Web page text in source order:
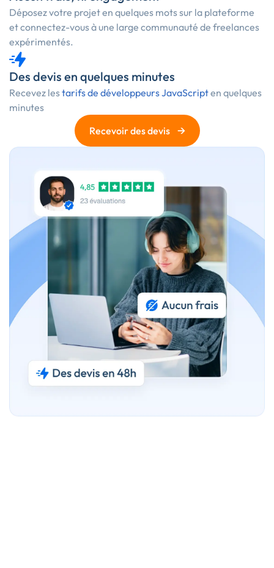
Déposez votre projet en quelques mots sur la plateforme
et connectez-vous à une large communauté de freelances
expérimentés.
Des devis en quelques minutes
Recevez lestarifs de développeurs JavaScripten quelques
minutes
Recevoir des devis
→